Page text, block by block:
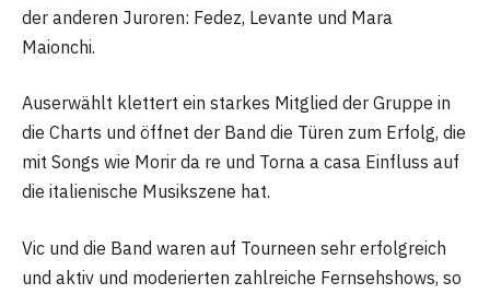
der anderen Juroren: Fedez, Levante und Mara
Maionchi.
Auserwählt klettert ein starkes Mitglied der Gruppe in
die Charts und öffnet der Band die Türen zum Erfolg, die
mit Songs wie Morir da re und Torna a casa Einfluss auf
die italienische Musikszene hat.
Vic und die Band waren auf Tourneen sehr erfolgreich
und aktiv und moderierten zahlreiche Fernsehshows, so